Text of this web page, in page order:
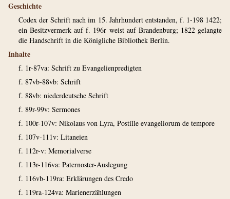
Geschichte
Codex der Schrift nach im 15. Jahrhundert entstanden, f. 1-198 1422;
ein Besitzvermerk auf f. 196r weist auf Brandenburg; 1822 gelangte
die Handschrift in die Königliche Bibliothek Berlin.
Inhalte
f. 1r-87va: Schrift zu Evangelienpredigten
f. 87vb-88vb: Schrift
f. 88vb: niederdeutsche Schrift
f. 89r-99v: Sermones
f. 100r-107v: Nikolaus von Lyra, Postille evangeliorum de tempore
f. 107v-111v: Litaneien
f. 112r-v: Memorialverse
f. 113r-116va: Paternoster-Auslegung
f. 116vb-119ra: Erklärungen des Credo
f. 119ra-124va: Marienerzählungen